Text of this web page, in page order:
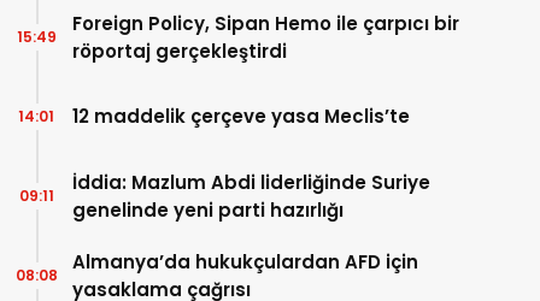
Foreign Policy, Sipan Hemo ile çarpıcı bir
röportaj gerçekleştirdi
15:49
12 maddelik çerçeve yasa Meclis’te
14:01
İddia: Mazlum Abdi liderliğinde Suriye
genelinde yeni parti hazırlığı
09:11
Almanya’da hukukçulardan AFD için
yasaklama çağrısı
08:08